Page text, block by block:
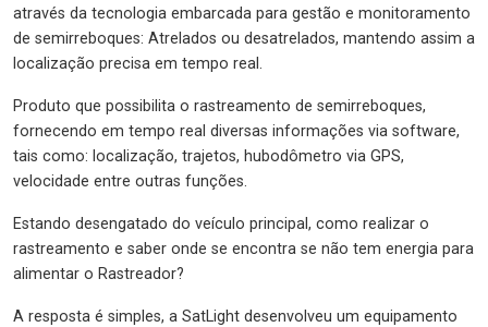
através da tecnologia embarcada para gestão e monitoramento
de semirreboques: Atrelados ou desatrelados, mantendo assim a
localização precisa em tempo real.
Produto que possibilita o rastreamento de semirreboques,
fornecendo em tempo real diversas informações via software,
tais como: localização, trajetos, hubodômetro via GPS,
velocidade entre outras funções.
Estando desengatado do veículo principal, como realizar o
rastreamento e saber onde se encontra se não tem energia para
alimentar o Rastreador?
A resposta é simples, a SatLight desenvolveu um equipamento